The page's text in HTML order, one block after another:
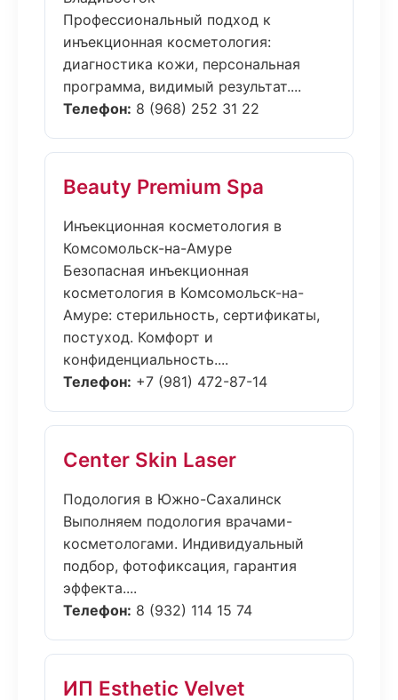
Профессиональный подход к
инъекционная косметология:
диагностика кожи, персональная
программа, видимый результат....
Телефон: 8 (968) 252 31 22
Beauty Premium Spa
Инъекционная косметология в
Комсомольск-на-Амуре
Безопасная инъекционная
косметология в Комсомольск-на-
Амуре: стерильность, сертификаты,
постуход. Комфорт и
конфиденциальность....
Телефон: +7 (981) 472-87-14
Center Skin Laser
Подология в Южно-Сахалинск
Выполняем подология врачами-
косметологами. Индивидуальный
подбор, фотофиксация, гарантия
эффекта....
Телефон: 8 (932) 114 15 74
ИП Esthetic Velvet